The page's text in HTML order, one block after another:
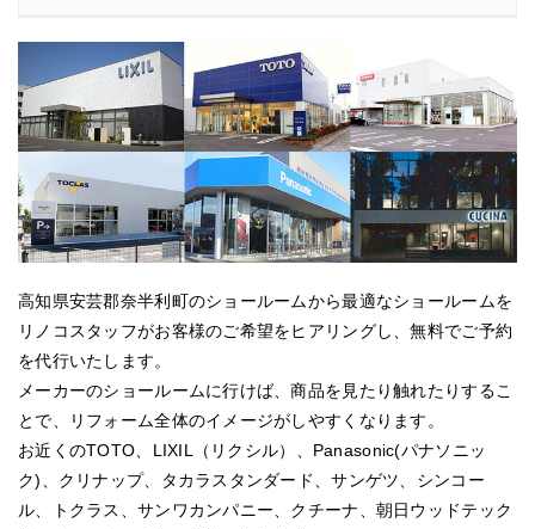
高知県安芸郡奈半利町のショールームから最適なショールームを
リノコスタッフがお客様のご希望をヒアリングし、無料でご予約
を代行いたします。
メーカーのショールームに行けば、商品を見たり触れたりするこ
とで、リフォーム全体のイメージがしやすくなります。
お近くのTOTO、LIXIL（リクシル）、Panasonic(パナソニッ
ク)、クリナップ、タカラスタンダード、サンゲツ、シンコー
ル、トクラス、サンワカンパニー、クチーナ、朝日ウッドテック